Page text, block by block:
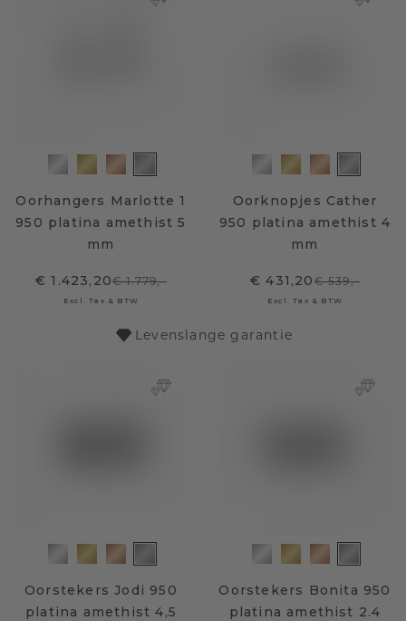
Oorhangers Marlotte 1
950 platina amethist 5
mm
€ 1.423,20€ 1.779,-
Excl. Tax & BTW
Oorknopjes Cather
950 platina amethist 4
mm
€ 431,20€ 539,-
Excl. Tax & BTW
Levenslange garantie
Oorstekers Jodi 950
platina amethist 4,5
Oorstekers Bonita 950
platina amethist 2.4